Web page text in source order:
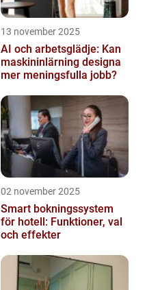
13 november 2025
AI och arbetsglädje: Kan
maskininlärning designa
mer meningsfulla jobb?
02 november 2025
Smart bokningssystem
för hotell: Funktioner, val
och effekter